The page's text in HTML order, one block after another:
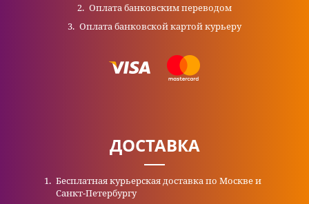
Оплата банковским переводом
Оплата банковской картой курьеру
ДОСТАВКА
Бесплатная курьерская доставка по Москве и
Санкт-Петербургу